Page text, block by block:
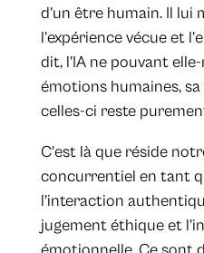
d’un être humain. Il lui
l’expérience vécue et
dit, l’IA ne pouvant
émotions humaines,
celles-ci reste
C’est là que réside
concurrentiel en tant
l’interaction
jugement éthique et